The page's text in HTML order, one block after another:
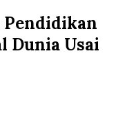
Pendidikan
Dunia Usai